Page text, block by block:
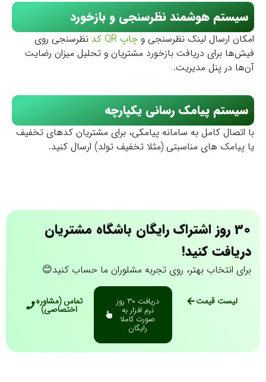
سیستم هوشمند نظرسنجی و بازخورد
ارسال لینک نظرسنجی وچاپ QR کد
نظرسنجی روی
برای دریافت بازخورد مشتریان و تحلیل میزان رضایت
در پنل مدیریت.
سیستم پیامک رسانی یکپارچه
اتصال کامل به سامانه پیامکی، برای مشتریان کدهای تخفیف
پیامک های مناسبتی (مثلا تخفیف تولد) ارسال کنید.
30 روز اشتراک رایگان باشگاه مشتریان
دریافت کنید!
برای انتخاب بهتر، روی تجربه مشلوران ما حساب کنید😊
دریافت 30 روز
نرم افزار به
صورت کاملا
رایگان
تماس (مشاوره
اختصاصی)
لیست قیمت